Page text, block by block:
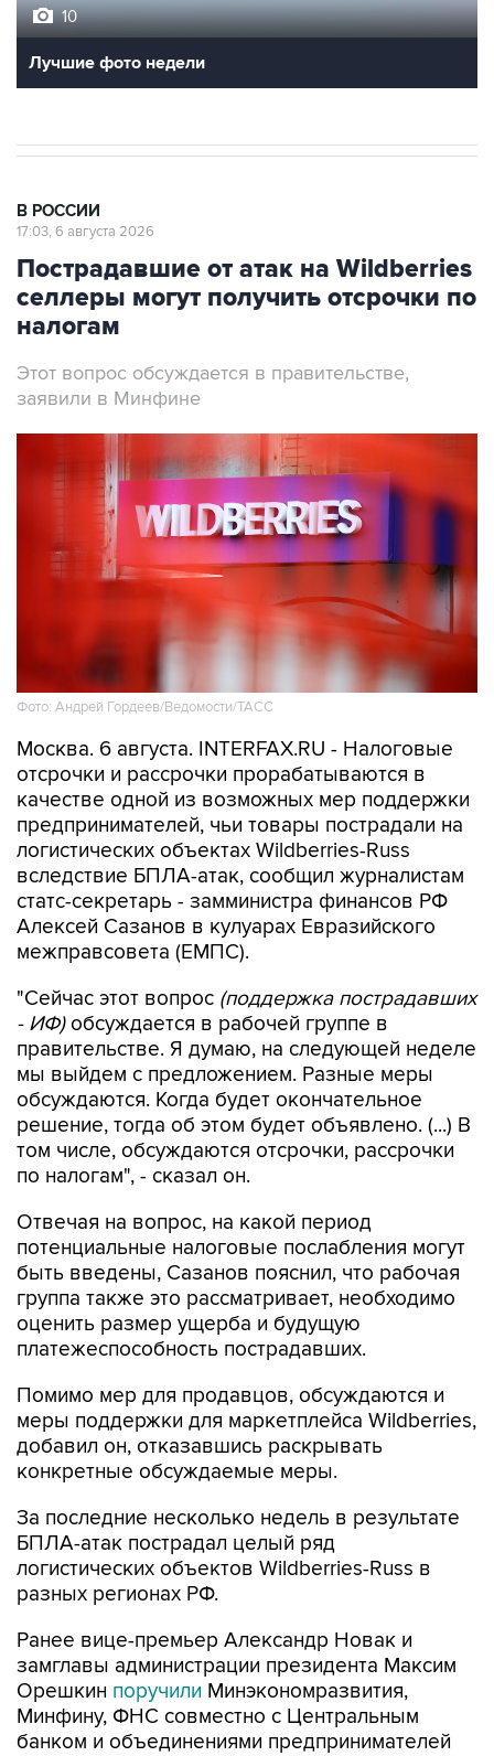
10
Лучшие фото недели
В РОССИИ
17:03, 6 августа 2026
Пострадавшие от атак на Wildberries
селлеры могут получить отсрочки по
налогам
Этот вопрос обсуждается в правительстве,
заявили в Минфине
Фото: Андрей Гордеев/Ведомости/ТАСС
Москва. 6 августа. INTERFAX.RU - Налоговые
отсрочки и рассрочки прорабатываются в
качестве одной из возможных мер поддержки
предпринимателей, чьи товары пострадали на
логистических объектах Wildberries-Russ
вследствие БПЛА-атак, сообщил журналистам
статс-секретарь - замминистра финансов РФ
Алексей Сазанов в кулуарах Евразийского
межправсовета (ЕМПС).
"Сейчас этот вопрос (поддержка пострадавших
- ИФ)обсуждается в рабочей группе в
правительстве. Я думаю, на следующей неделе
мы выйдем с предложением. Разные меры
обсуждаются. Когда будет окончательное
решение, тогда об этом будет объявлено. (...) В
том числе, обсуждаются отсрочки, рассрочки
по налогам", - сказал он.
Отвечая на вопрос, на какой период
потенциальные налоговые послабления могут
быть введены, Сазанов пояснил, что рабочая
группа также это рассматривает, необходимо
оценить размер ущерба и будущую
платежеспособность пострадавших.
Помимо мер для продавцов, обсуждаются и
меры поддержки для маркетплейса Wildberries,
добавил он, отказавшись раскрывать
конкретные обсуждаемые меры.
За последние несколько недель в результате
БПЛА-атак пострадал целый ряд
логистических объектов Wildberries-Russ в
разных регионах РФ.
Ранее вице-премьер Александр Новак и
замглавы администрации президента Максим
Орешкин поручили Минэкономразвития,
Минфину, ФНС совместно с Центральным
банком и объединениями предпринимателей